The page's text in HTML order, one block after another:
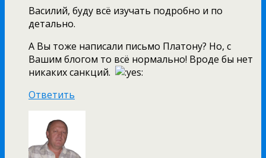
Василий, буду всё изучать подробно и по
детально.
А Вы тоже написали письмо Платону? Но, с
Вашим блогом то всё нормально! Вроде бы нет
никаких санкций.
Ответить